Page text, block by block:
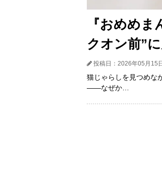
『おめめ
クオン前”
投稿日：2026年05月15
猫じゃらしを見つめな
――なぜか…